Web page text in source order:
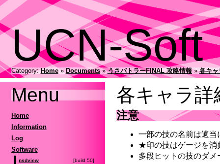
UCN-Soft
Category:Home»Documents»うさバトラーFINAL 攻略情報»各キャ
Menu
Home
Information
Log
Software
nsdview
[build 50]
各キャラ詳
注意
一部の技の名前は適
★印の技はゲージを消
多段ヒットの技のダ